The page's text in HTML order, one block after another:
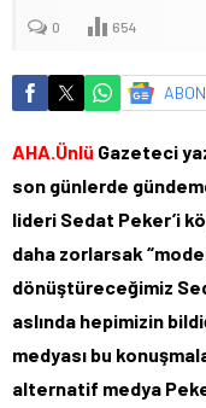
0 654
AHA.Ünlü Gazeteci
son günlerde
lideri Sedat Peker’i
daha zorlarsak
dönüştüreceğimiz
aslında hepimizin
medyası bu
alternatif medya